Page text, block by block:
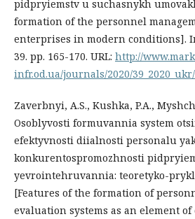
pidpryiemstv u suchasnykh
formation of the personnel
enterprises in modern conditions].
39. рр. 165-170. URL: http://
infr.od.ua/journals/2020/
Zaverbnyi, A.S., Kushka, P.A.,
Osoblyvosti formuvannia system
efektyvnosti diialnosti personalu
konkurentospromozhnosti
yevrointehruvannia: teoretyko-
[Features of the formation of
evaluation systems as an element